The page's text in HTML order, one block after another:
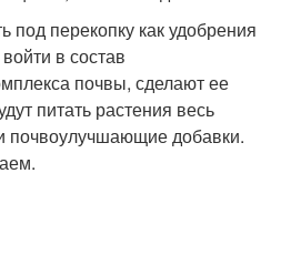
под перекопку как удобрения
в состав
почвы, сделают ее
питать растения весь
почвоулучшающие добавки.